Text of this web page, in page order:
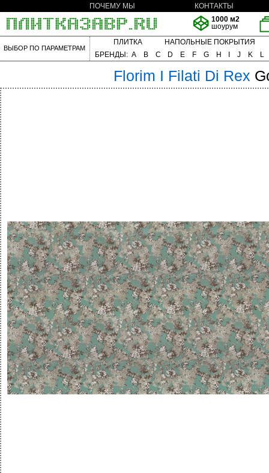
ПОЧЕМУ МЫ
КОНТАКТЫ
1000 м2
шоурум
ВЫБОР ПО ПАРАМЕТРАМ
ПЛИТКА
НАПОЛЬНЫЕ ПОКРЫТИЯ
БРЕНДЫ: A B C D E F G H J K L
Florim I Filati Di Rex